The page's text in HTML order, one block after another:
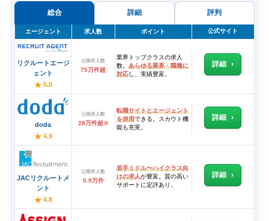
総合 詳細 評判
エージェント 求人数 ポイント 公式サイト
リクルートエージ
ェント
★5.0
公開求人数
75万件超
業界トップクラスの求人
数。あらゆる業界・職種に
対応 し、実績豊富。
詳細
doda
★4.9
公開求人数
28万件超 ※
転職サイトとエージェント
を併用できる。スカウト機
能も充実。
詳細
JACリクルートメ
ント
★4.8
公開求人数
5.9万件
若手ミドル〜ハイクラス向
けの求人が豊富。質の高い
サポートに定評あり。
詳細